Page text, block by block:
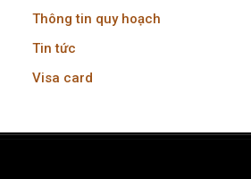
Thông tin quy hoạch
Tin tức
Visa card